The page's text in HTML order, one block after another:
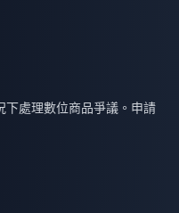
下處理數位商品爭議。申請